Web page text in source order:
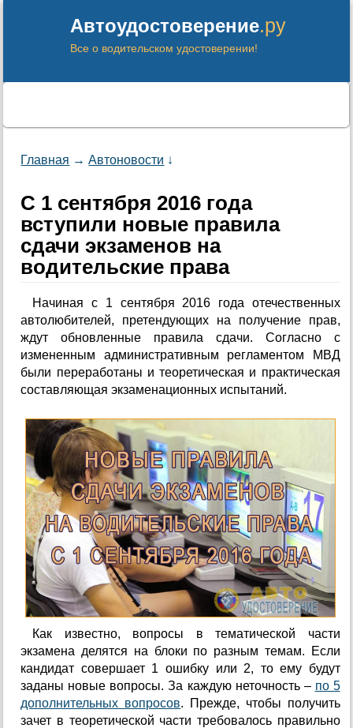
Автоудостоверение.ру
Все о водительском удостоверении!
Главная →Автоновости ↓
С 1 сентября 2016 года
вступили новые правила
сдачи экзаменов на
водительские права
Начиная с 1 сентября 2016 года отечественных
автолюбителей, претендующих на получение прав,
ждут обновленные правила сдачи. Согласно с
измененным административным регламентом МВД
были переработаны и теоретическая и практическая
составляющая экзаменационных испытаний.
Как известно, вопросы в тематической части
экзамена делятся на блоки по разным темам. Если
кандидат совершает 1 ошибку или 2, то ему будут
заданы новые вопросы. За каждую неточность – по 5
дополнительных вопросов. Прежде, чтобы получить
зачет в теоретической части требовалось правильно